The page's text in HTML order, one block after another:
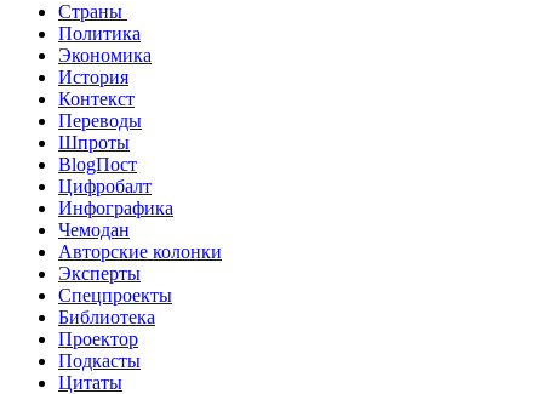
Страны
Политика
Экономика
История
Контекст
Переводы
Шпроты
BlogПост
Цифробалт
Инфографика
Чемодан
Авторские колонки
Эксперты
Спецпроекты
Библиотека
Проектор
Подкасты
Цитаты